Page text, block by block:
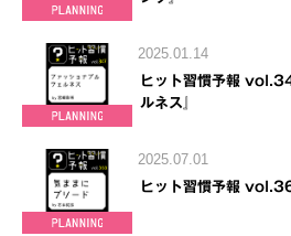
2025.01.14
ヒット習慣予報
ルネス』
2025.07.01
ヒット習慣予報